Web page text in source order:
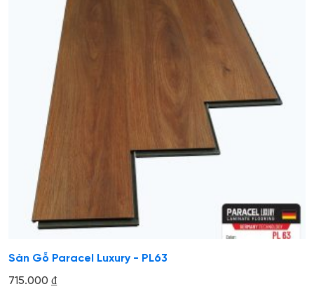
Sàn Gỗ Paracel Luxury - PL63
715.000 ₫